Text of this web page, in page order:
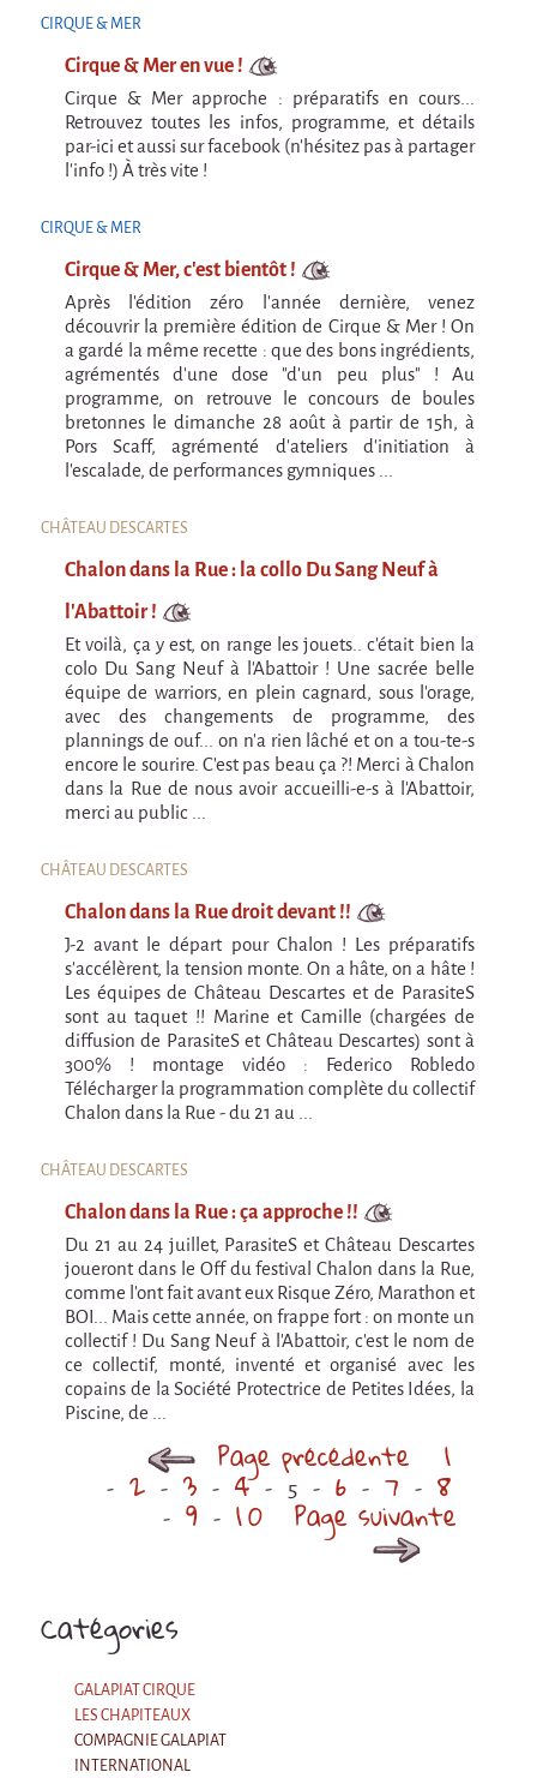
La Première Fois
Chapiteaux d'hiver au Relecq Kerhuon
Ville Debout
Dédoublez-moi
Les projets itinérants
Tournée à Vélo
9 km²
Collectif Pétaouchnok
Événements
Popcorn
Popcorn 2026
Popcorn - Edition 2024
Edition 2022
Cirque & Mer
C'est quoi ?!
Cirque & Mer 2017 - Le Petit
Editions précédentes
Tant qu'il y aura des mouettes
C'est quoi ?
Editions précédentes
International
La démarche
MOST - Un pont entre la Warmie-Mazurie et
la Bretagne
MAD OBJECTIF FINLANDE
JULY 2022 >> 10th Anniversary tour
Argentine & Chili
Carnets de voyages
Blog de Voyages
Autres formes
Mad in Finland - Le film
Mad in Finland - Le film
Livre-Musical "Un éclat dans le coeur"
Livre-Musical "Un éclat dans le coeur"
Catégories
GALAPIAT CIRQUE
LES CHAPITEAUX
COMPAGNIE GALAPIAT
INTERNATIONAL
CIRQUE & MER
Cirque & Mer en vue !
Cirque & Mer approche : préparatifs en cours...
Retrouvez toutes les infos, programme, et détails
par-ici et aussi sur facebook (n'hésitez pas à partager
l'info !) À très vite !
CIRQUE & MER
Cirque & Mer, c'est bientôt !
Après l'édition zéro l'année dernière, venez
découvrir la première édition de Cirque & Mer ! On
a gardé la même recette : que des bons ingrédients,
agrémentés d'une dose "d'un peu plus" ! Au
programme, on retrouve le concours de boules
bretonnes le dimanche 28 août à partir de 15h, à
Pors Scaff, agrémenté d'ateliers d'initiation à
l'escalade, de performances gymniques ...
CHÂTEAU DESCARTES
Chalon dans la Rue : la collo Du Sang Neuf à
l'Abattoir !
Et voilà, ça y est, on range les jouets.. c'était bien la
colo Du Sang Neuf à l'Abattoir ! Une sacrée belle
équipe de warriors, en plein cagnard, sous l'orage,
avec des changements de programme, des
plannings de ouf... on n'a rien lâché et on a tou-te-s
encore le sourire. C'est pas beau ça ?! Merci à Chalon
dans la Rue de nous avoir accueilli-e-s à l'Abattoir,
merci au public ...
CHÂTEAU DESCARTES
Chalon dans la Rue droit devant !!
J-2 avant le départ pour Chalon ! Les préparatifs
s'accélèrent, la tension monte. On a hâte, on a hâte !
Les équipes de Château Descartes et de ParasiteS
sont au taquet !! Marine et Camille (chargées de
diffusion de ParasiteS et Château Descartes) sont à
300% ! montage vidéo : Federico Robledo
Télécharger la programmation complète du collectif
Chalon dans la Rue - du 21 au ...
CHÂTEAU DESCARTES
Chalon dans la Rue : ça approche !!
Du 21 au 24 juillet, ParasiteS et Château Descartes
joueront dans le Off du festival Chalon dans la Rue,
comme l'ont fait avant eux Risque Zéro, Marathon et
BOI... Mais cette année, on frappe fort : on monte un
collectif ! Du Sang Neuf à l'Abattoir, c'est le nom de
ce collectif, monté, inventé et organisé avec les
copains de la Société Protectrice de Petites Idées, la
Piscine, de ...
Page précédente 1
2 3 4 5 6 7 8
9 10 Page suivante